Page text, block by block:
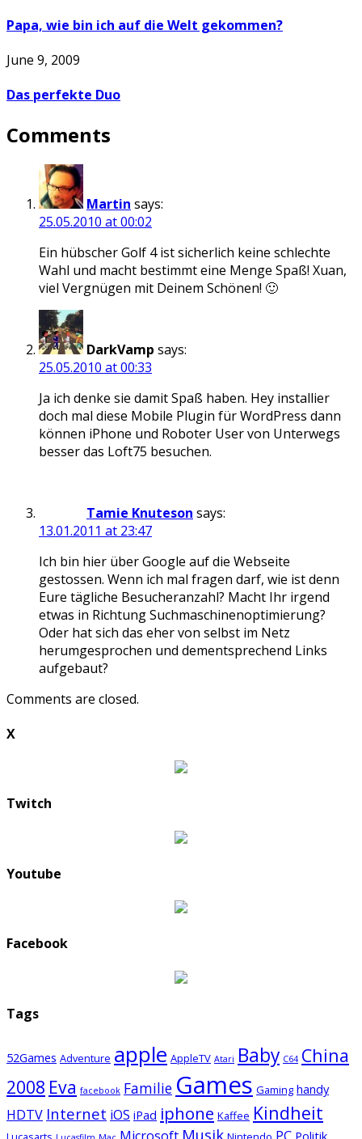
Papa, wie bin ich auf die Welt gekommen?
June 9, 2009
Das perfekte Duo
Comments
Martin says:
25.05.2010 at 00:02
Ein hübscher Golf 4 ist sicherlich keine schlechte
Wahl und macht bestimmt eine Menge Spaß! Xuan,
viel Vergnügen mit Deinem Schönen! 🙂
DarkVamp says:
25.05.2010 at 00:33
Ja ich denke sie damit Spaß haben. Hey installier
doch mal diese Mobile Plugin für WordPress dann
können iPhone und Roboter User von Unterwegs
besser das Loft75 besuchen.
Tamie Knuteson says:
13.01.2011 at 23:47
Ich bin hier über Google auf die Webseite
gestossen. Wenn ich mal fragen darf, wie ist denn
Eure tägliche Besucheranzahl? Macht Ihr irgend
etwas in Richtung Suchmaschinenoptimierung?
Oder hat sich das eher von selbst im Netz
herumgesprochen und dementsprechend Links
aufgebaut?
Comments are closed.
X
Twitch
Youtube
Facebook
Tags
52Games Adventure apple AppleTV Atari Baby C64 China
2008 Eva facebook Familie Games Gaming handy
HDTV Internet iOS iPad iphone Kaffee Kindheit
Musik